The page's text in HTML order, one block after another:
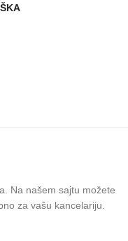
Na našem sajtu možete
za vašu kancelariju.